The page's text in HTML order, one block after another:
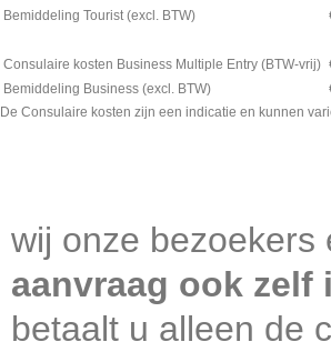
Bemiddeling Tourist (excl. BTW)
Consulaire kosten Business Multiple Entry (BTW-vrij)
Bemiddeling Business (excl. BTW)
De Consulaire kosten zijn een indicatie en kunnen
wij onze
aanvraag ook
betaalt u alleen de